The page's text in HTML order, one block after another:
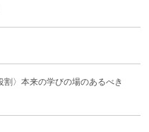
割〉本来の学びの場のあるべき